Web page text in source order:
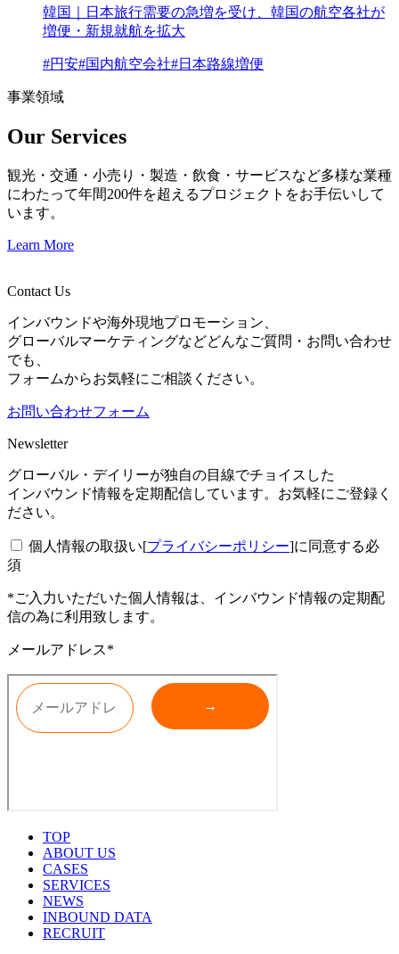
韓国｜日本旅行需要の急増を受け、韓国の航空各社が
増便・新規就航を拡大
#円安#国内航空会社#日本路線増便
事業領域
Our Services
観光・交通・小売り・製造・飲食・サービスなど多様な業種
にわたって年間200件を超えるプロジェクトをお手伝いして
います。
Learn More
Contact Us
インバウンドや海外現地プロモーション、
グローバルマーケティングなどどんなご質問・お問い合わせ
でも、
フォームからお気軽にご相談ください。
お問い合わせフォーム
Newsletter
グローバル・デイリーが独自の目線でチョイスした
インバウンド情報を定期配信しています。お気軽にご登録く
ださい。
個人情報の取扱い[プライバシーポリシー]に同意する必
須
*ご入力いただいた個人情報は、インバウンド情報の定期配
信の為に利用致します。
メールアドレス*
TOP
ABOUT US
CASES
SERVICES
NEWS
INBOUND DATA
RECRUIT